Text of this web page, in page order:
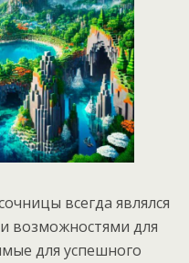
всегда являлся
возможностями для
для успешного